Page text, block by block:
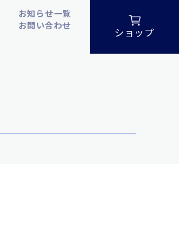
お知らせ一覧
お問い合わせ
ショップ